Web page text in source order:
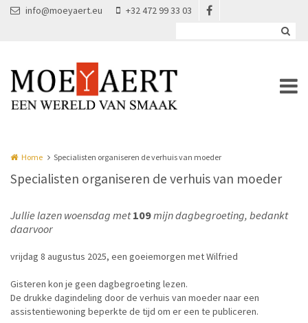
Overslaan en naar de inhoud gaan
info@moeyaert.eu +32 472 99 33 03
Home Specialisten organiseren de verhuis van moeder
Specialisten organiseren de verhuis van moeder
Jullie lazen woensdag met109mijn dagbegroeting, bedankt
daarvoor
vrijdag 8 augustus 2025, een goeiemorgen met Wilfried
Gisteren kon je geen dagbegroeting lezen.
De drukke dagindeling door de verhuis van moeder naar een
assistentiewoning beperkte de tijd om er een te publiceren.